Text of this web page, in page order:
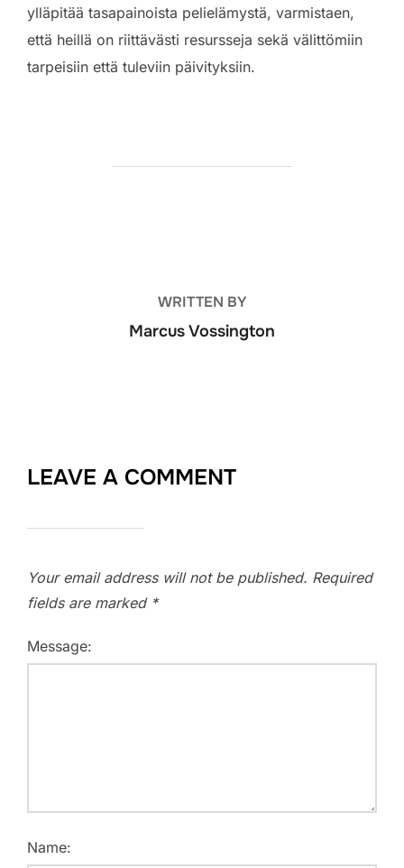
ylläpitää tasapainoista pelielämystä, varmistaen,
että heillä on riittävästi resursseja sekä välittömiin
tarpeisiin että tuleviin päivityksiin.
WRITTEN BY
Marcus Vossington
LEAVE A COMMENT
Your email address will not be published. Required
fields are marked *
Message:
Name: